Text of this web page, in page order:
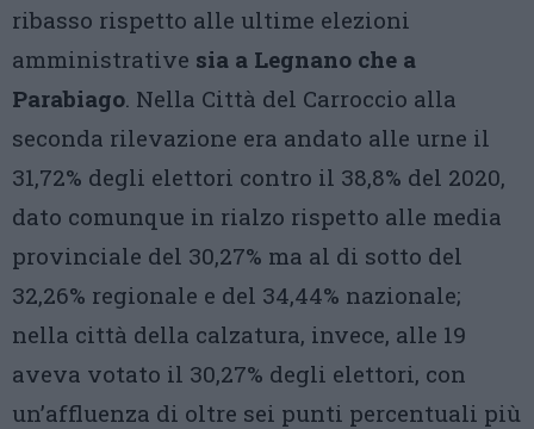
ribasso rispetto alle ultime elezioni
amministrative sia a Legnano che a
Parabiago. Nella Città del Carroccio alla
seconda rilevazione era andato alle urne il
31,72% degli elettori contro il 38,8% del 2020,
dato comunque in rialzo rispetto alle media
provinciale del 30,27% ma al di sotto del
32,26% regionale e del 34,44% nazionale;
nella città della calzatura, invece, alle 19
aveva votato il 30,27% degli elettori, con
un’affluenza di oltre sei punti percentuali più